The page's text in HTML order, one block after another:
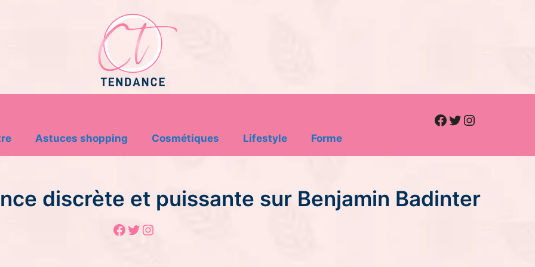
Astuces shopping Cosmétiques Lifestyle Forme
Facebook
Twitter
Instagram
discrète et puissante sur Benjamin Badinter
Facebook
Twitter
Instagram